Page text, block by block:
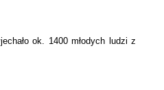
ok. 1400 młodych ludzi z